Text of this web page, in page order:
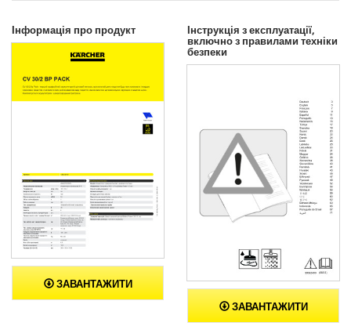
Інформація про продукт
ЗАВАНТАЖИТИ
Інструкція з експлуатації,
включно з правилами техніки
безпеки
ЗАВАНТАЖИТИ